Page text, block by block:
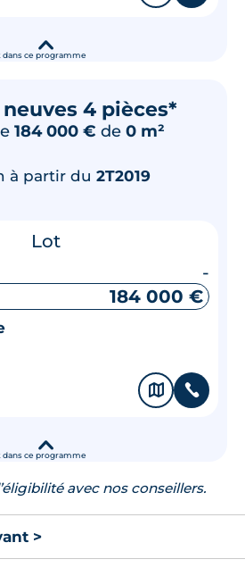
ce programme
▾
4 pièces*
184 000 € de 0 m²
ce programme
à partir du 2T2019
Lot
-
184 000 €
🗞 📞
▾
avec nos conseillers.
>